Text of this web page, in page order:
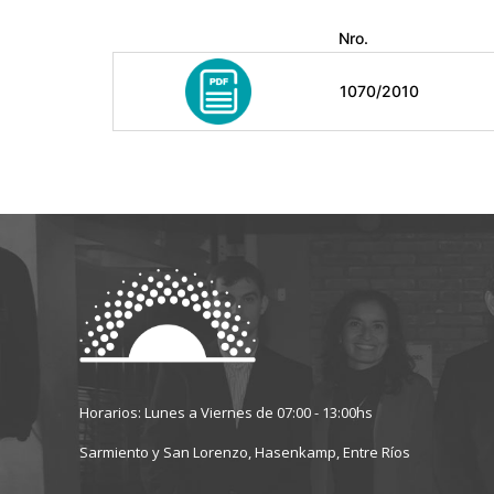
Nro.
1070/2010
Horarios: Lunes a Viernes de 07:00 - 13:00hs
Sarmiento y San Lorenzo, Hasenkamp, Entre Ríos